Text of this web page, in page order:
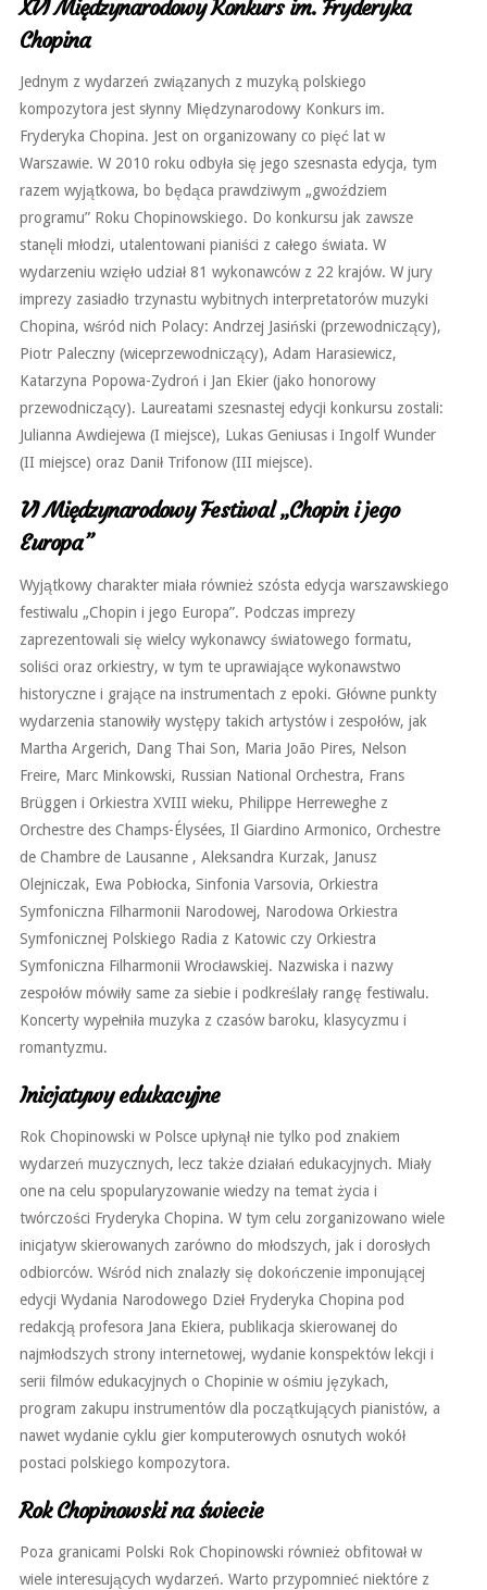
XVI Międzynarodowy Konkurs im. Fryderyka
Chopina
Jednym z wydarzeń związanych z muzyką polskiego
kompozytora jest słynny Międzynarodowy Konkurs im.
Fryderyka Chopina. Jest on organizowany co pięć lat w
Warszawie. W 2010 roku odbyła się jego szesnasta edycja, tym
razem wyjątkowa, bo będąca prawdziwym „gwoździem
programu” Roku Chopinowskiego. Do konkursu jak zawsze
stanęli młodzi, utalentowani pianiści z całego świata. W
wydarzeniu wzięło udział 81 wykonawców z 22 krajów. W jury
imprezy zasiadło trzynastu wybitnych interpretatorów muzyki
Chopina, wśród nich Polacy: Andrzej Jasiński (przewodniczący),
Piotr Paleczny (wiceprzewodniczący), Adam Harasiewicz,
Katarzyna Popowa-Zydroń i Jan Ekier (jako honorowy
przewodniczący). Laureatami szesnastej edycji konkursu zostali:
Julianna Awdiejewa (I miejsce), Lukas Geniusas i Ingolf Wunder
(II miejsce) oraz Danił Trifonow (III miejsce).
VI Międzynarodowy Festiwal „Chopin i jego
Europa”
Wyjątkowy charakter miała również szósta edycja warszawskiego
festiwalu „Chopin i jego Europa”. Podczas imprezy
zaprezentowali się wielcy wykonawcy światowego formatu,
soliści oraz orkiestry, w tym te uprawiające wykonawstwo
historyczne i grające na instrumentach z epoki. Główne punkty
wydarzenia stanowiły występy takich artystów i zespołów, jak
Martha Argerich, Dang Thai Son, Maria João Pires, Nelson
Freire, Marc Minkowski, Russian National Orchestra, Frans
Brüggen i Orkiestra XVIII wieku, Philippe Herreweghe z
Orchestre des Champs-Élysées, Il Giardino Armonico, Orchestre
de Chambre de Lausanne , Aleksandra Kurzak, Janusz
Olejniczak, Ewa Pobłocka, Sinfonia Varsovia, Orkiestra
Symfoniczna Filharmonii Narodowej, Narodowa Orkiestra
Symfonicznej Polskiego Radia z Katowic czy Orkiestra
Symfoniczna Filharmonii Wrocławskiej. Nazwiska i nazwy
zespołów mówiły same za siebie i podkreślały rangę festiwalu.
Koncerty wypełniła muzyka z czasów baroku, klasycyzmu i
romantyzmu.
Inicjatywy edukacyjne
Rok Chopinowski w Polsce upłynął nie tylko pod znakiem
wydarzeń muzycznych, lecz także działań edukacyjnych. Miały
one na celu spopularyzowanie wiedzy na temat życia i
twórczości Fryderyka Chopina. W tym celu zorganizowano wiele
inicjatyw skierowanych zarówno do młodszych, jak i dorosłych
odbiorców. Wśród nich znalazły się dokończenie imponującej
edycji Wydania Narodowego Dzieł Fryderyka Chopina pod
redakcją profesora Jana Ekiera, publikacja skierowanej do
najmłodszych strony internetowej, wydanie konspektów lekcji i
serii filmów edukacyjnych o Chopinie w ośmiu językach,
program zakupu instrumentów dla początkujących pianistów, a
nawet wydanie cyklu gier komputerowych osnutych wokół
postaci polskiego kompozytora.
Rok Chopinowski na świecie
Poza granicami Polski Rok Chopinowski również obfitował w
wiele interesujących wydarzeń. Warto przypomnieć niektóre z